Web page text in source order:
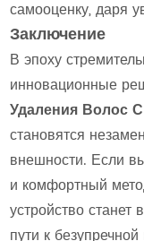
самооценку, даря
Заключение
В эпоху
инновационные
Удаления Волос
становятся
внешности. Если
и комфортный
устройство
пути к